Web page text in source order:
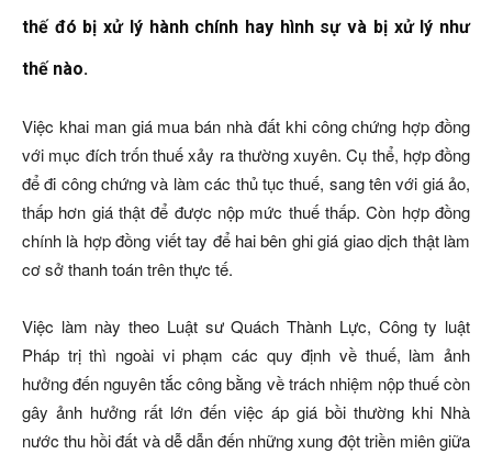
thế đó bị xử lý hành chính hay hình sự và bị xử lý như
thế nào.
Việc khai man giá mua bán nhà đất khi công chứng hợp đồng
với mục đích trốn thuế xảy ra thường xuyên. Cụ thể, hợp đồng
để đi công chứng và làm các thủ tục thuế, sang tên với giá ảo,
thấp hơn giá thật để được nộp mức thuế thấp. Còn hợp đồng
chính là hợp đồng viết tay để hai bên ghi giá giao dịch thật làm
cơ sở thanh toán trên thực tế.
Việc làm này theo Luật sư Quách Thành Lực, Công ty luật
Pháp trị thì ngoài vi phạm các quy định về thuế, làm ảnh
hưởng đến nguyên tắc công bằng về trách nhiệm nộp thuế còn
gây ảnh hưởng rất lớn đến việc áp giá bồi thường khi Nhà
nước thu hồi đất và dễ dẫn đến những xung đột triền miên giữa